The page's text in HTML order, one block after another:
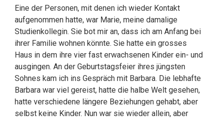
Eine der Personen, mit denen ich wieder Kontakt
aufgenommen hatte, war Marie, meine damalige
Studienkollegin. Sie bot mir an, dass ich am Anfang bei
ihrer Familie wohnen könnte. Sie hatte ein grosses
Haus in dem ihre vier fast erwachsenen Kinder ein- und
ausgingen. An der Geburtstagsfeier ihres jüngsten
Sohnes kam ich ins Gespräch mit Barbara. Die lebhafte
Barbara war viel gereist, hatte die halbe Welt gesehen,
hatte verschiedene längere Beziehungen gehabt, aber
selbst keine Kinder. Nun war sie wieder allein, aber